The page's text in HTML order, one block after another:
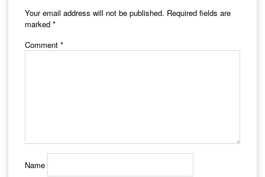
Your email address will not be published. Required fields are
marked *
Comment *
Name